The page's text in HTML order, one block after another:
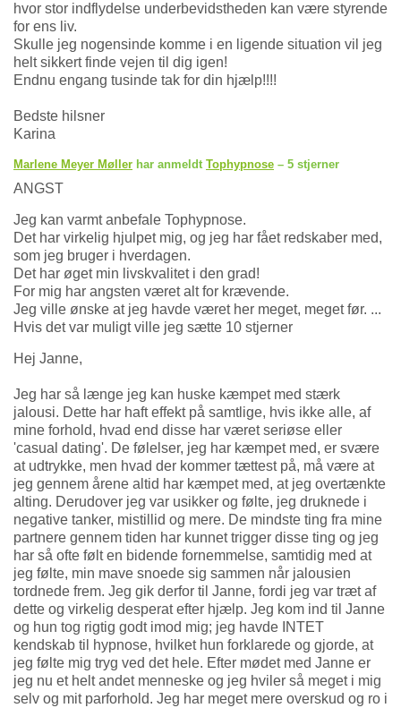
hvor stor indflydelse underbevidstheden kan være styrende
for ens liv.
Skulle jeg nogensinde komme i en ligende situation vil jeg
helt sikkert finde vejen til dig igen!
Endnu engang tusinde tak for din hjælp!!!!
Bedste hilsner
Karina
Marlene Meyer Møller har anmeldt Tophypnose – 5 stjerner
ANGST
Jeg kan varmt anbefale Tophypnose.
Det har virkelig hjulpet mig, og jeg har fået redskaber med,
som jeg bruger i hverdagen.
Det har øget min livskvalitet i den grad!
For mig har angsten været alt for krævende.
Jeg ville ønske at jeg havde været her meget, meget før. ...
Hvis det var muligt ville jeg sætte 10 stjerner
Hej Janne,
Jeg har så længe jeg kan huske kæmpet med stærk
jalousi. Dette har haft effekt på samtlige, hvis ikke alle, af
mine forhold, hvad end disse har været seriøse eller
'casual dating'. De følelser, jeg har kæmpet med, er svære
at udtrykke, men hvad der kommer tættest på, må være at
jeg gennem årene altid har kæmpet med, at jeg overtænkte
alting. Derudover jeg var usikker og følte, jeg druknede i
negative tanker, mistillid og mere. De mindste ting fra mine
partnere gennem tiden har kunnet trigger disse ting og jeg
har så ofte følt en bidende fornemmelse, samtidig med at
jeg følte, min mave snoede sig sammen når jalousien
tordnede frem. Jeg gik derfor til Janne, fordi jeg var træt af
dette og virkelig desperat efter hjælp. Jeg kom ind til Janne
og hun tog rigtig godt imod mig; jeg havde INTET
kendskab til hypnose, hvilket hun forklarede og gjorde, at
jeg følte mig tryg ved det hele. Efter mødet med Janne er
jeg nu et helt andet menneske og jeg hviler så meget i mig
selv og mit parforhold. Jeg har meget mere overskud og ro i